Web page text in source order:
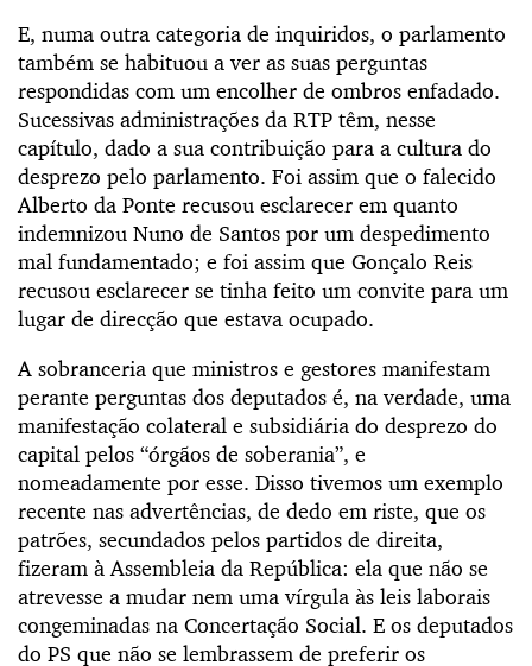
E, numa outra categoria de inquiridos, o parlamento
também se habituou a ver as suas perguntas
respondidas com um encolher de ombros enfadado.
Sucessivas administrações da RTP têm, nesse
capítulo, dado a sua contribuição para a cultura do
desprezo pelo parlamento. Foi assim que o falecido
Alberto da Ponte recusou esclarecer em quanto
indemnizou Nuno de Santos por um despedimento
mal fundamentado; e foi assim que Gonçalo Reis
recusou esclarecer se tinha feito um convite para um
lugar de direcção que estava ocupado.
A sobranceria que ministros e gestores manifestam
perante perguntas dos deputados é, na verdade, uma
manifestação colateral e subsidiária do desprezo do
capital pelos “órgãos de soberania”, e
nomeadamente por esse. Disso tivemos um exemplo
recente nas advertências, de dedo em riste, que os
patrões, secundados pelos partidos de direita,
fizeram à Assembleia da República: ela que não se
atrevesse a mudar nem uma vírgula às leis laborais
congeminadas na Concertação Social. E os deputados
do PS que não se lembrassem de preferir os